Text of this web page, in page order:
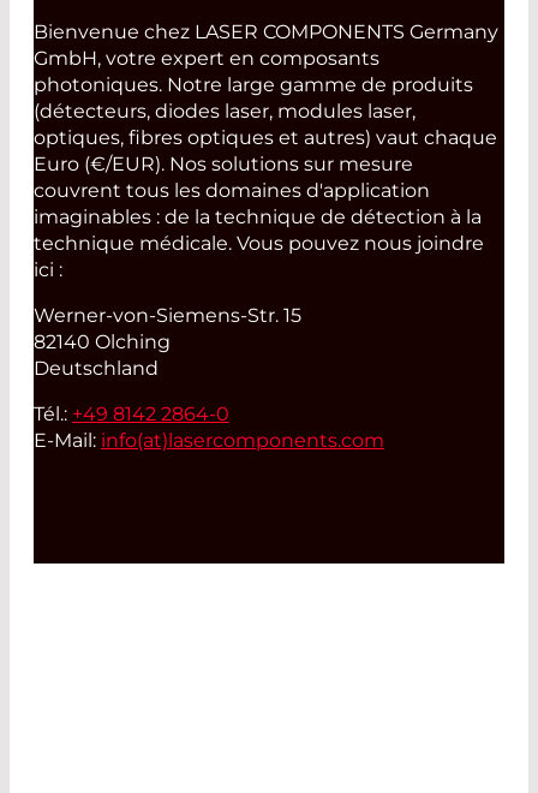
Bienvenue chez LASER COMPONENTS Germany
GmbH, votre expert en composants
photoniques. Notre large gamme de produits
(détecteurs, diodes laser, modules laser,
optiques, fibres optiques et autres) vaut chaque
Euro (€/EUR). Nos solutions sur mesure
couvrent tous les domaines d'application
imaginables : de la technique de détection à la
technique médicale. Vous pouvez nous joindre
ici :
Werner-von-Siemens-Str. 15
82140 Olching
Deutschland
Tél.: +49 8142 2864-0
E-Mail: info(at)lasercomponents.com